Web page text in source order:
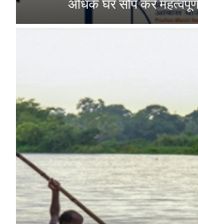
अधिक घर सौंप कर